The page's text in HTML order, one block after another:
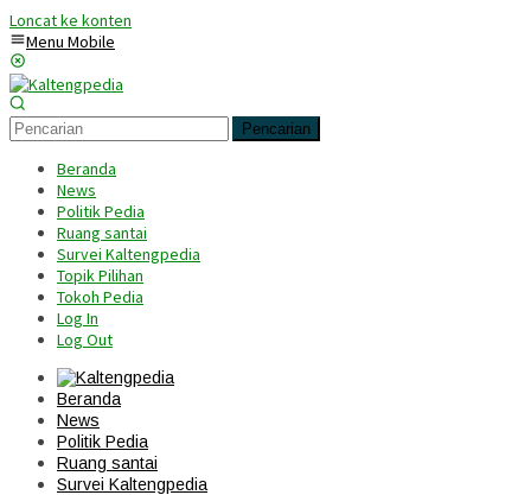
Loncat ke konten
Menu Mobile
Pencarian
Beranda
News
Politik Pedia
Ruang santai
Survei Kaltengpedia
Topik Pilihan
Tokoh Pedia
Log In
Log Out
Beranda
News
Politik Pedia
Ruang santai
Survei Kaltengpedia